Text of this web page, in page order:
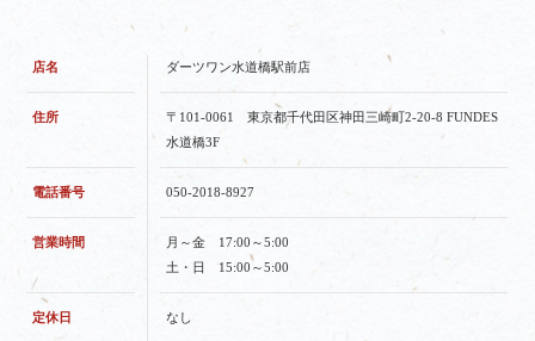
店名 ダーツワン水道橋駅前店
住所
〒101-0061 東京都千代田区神田三崎町2-20-8 FUNDES
水道橋3F
電話番号 050-2018-8927
営業時間
月～金 17:00～5:00
土・日 15:00～5:00
定休日 なし